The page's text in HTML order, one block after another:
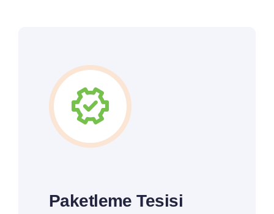
Paketleme Tesisi